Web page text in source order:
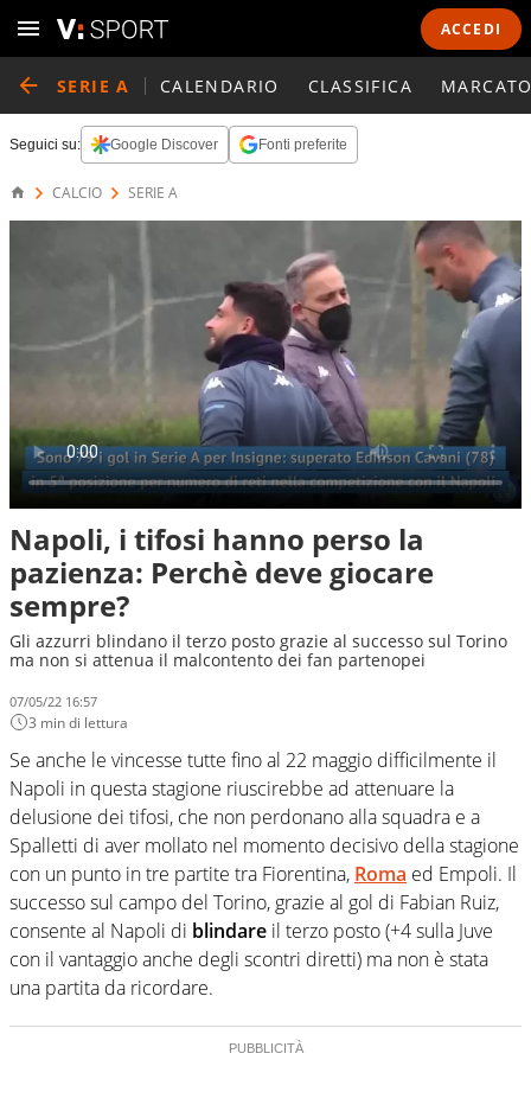
ACCEDI
SERIE A CALENDARIO CLASSIFICA
Seguici su: Google Discover Fonti preferite
CALCIO SERIE A
Napoli, i tifosi hanno perso la
pazienza: Perchè deve giocare
sempre?
Gli azzurri blindano il terzo posto grazie al successo sul Torino
ma non si attenua il malcontento dei fan partenopei
07/05/22 16:57
3 min di lettura
Se anche le vincesse tutte fino al 22 maggio difficilmente il
Napoli in questa stagione riuscirebbe ad attenuare la
delusione dei tifosi, che non perdonano alla squadra e a
Spalletti di aver mollato nel momento decisivo della stagione
con un punto in tre partite tra Fiorentina, Roma ed Empoli. Il
successo sul campo del Torino, grazie al gol di Fabian Ruiz,
consente al Napoli di blindare il terzo posto (+4 sulla Juve
con il vantaggio anche degli scontri diretti) ma non è stata
una partita da ricordare.